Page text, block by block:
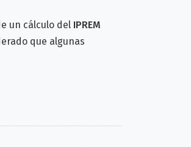
un cálculo del IPREM
que algunas